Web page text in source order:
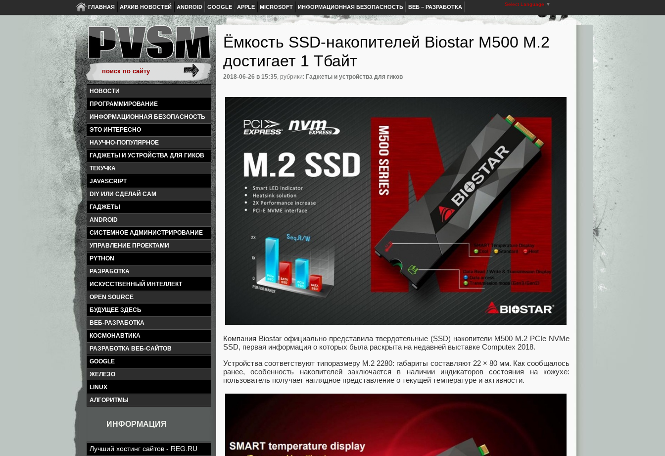
ГЛАВНАЯ АРХИВ НОВОСТЕЙ ANDROID GOOGLE APPLE MICROSOFT ИНФОРМАЦИОННАЯ БЕЗОПАСНОСТЬ ВЕБ – РАЗРАБОТКА Select Language ▼
НОВОСТИ
ПРОГРАММИРОВАНИЕ
ИНФОРМАЦИОННАЯ БЕЗОПАСНОСТЬ
ЭТО ИНТЕРЕСНО
НАУЧНО-ПОПУЛЯРНОЕ
ГАДЖЕТЫ И УСТРОЙСТВА ДЛЯ ГИКОВ
ТЕКУЧКА
JAVASCRIPT
DIY ИЛИ СДЕЛАЙ САМ
ГАДЖЕТЫ
ANDROID
СИСТЕМНОЕ АДМИНИСТРИРОВАНИЕ
УПРАВЛЕНИЕ ПРОЕКТАМИ
PYTHON
РАЗРАБОТКА
ИСКУССТВЕННЫЙ ИНТЕЛЛЕКТ
OPEN SOURCE
БУДУЩЕЕ ЗДЕСЬ
ВЕБ-РАЗРАБОТКА
КОСМОНАВТИКА
РАЗРАБОТКА ВЕБ-САЙТОВ
GOOGLE
ЖЕЛЕЗО
LINUX
АЛГОРИТМЫ
ИНФОРМАЦИЯ
Лучший хостинг сайтов - REG.RU
Ёмкость SSD-накопителей Biostar M500 М.2
достигает 1 Тбайт
2018-06-26 в 15:35, рубрики: Гаджеты и устройства для гиков
Компания Biostar официально представила твердотельные (SSD) накопители M500 M.2 PCIe NVMe
SSD, первая информация о которых была раскрыта на недавней выставке Computex 2018.
Устройства соответствуют типоразмеру M.2 2280: габариты составляют 22 × 80 мм. Как сообщалось
ранее, особенность накопителей заключается в наличии индикаторов состояния на кожухе:
пользователь получает наглядное представление о текущей температуре и активности.